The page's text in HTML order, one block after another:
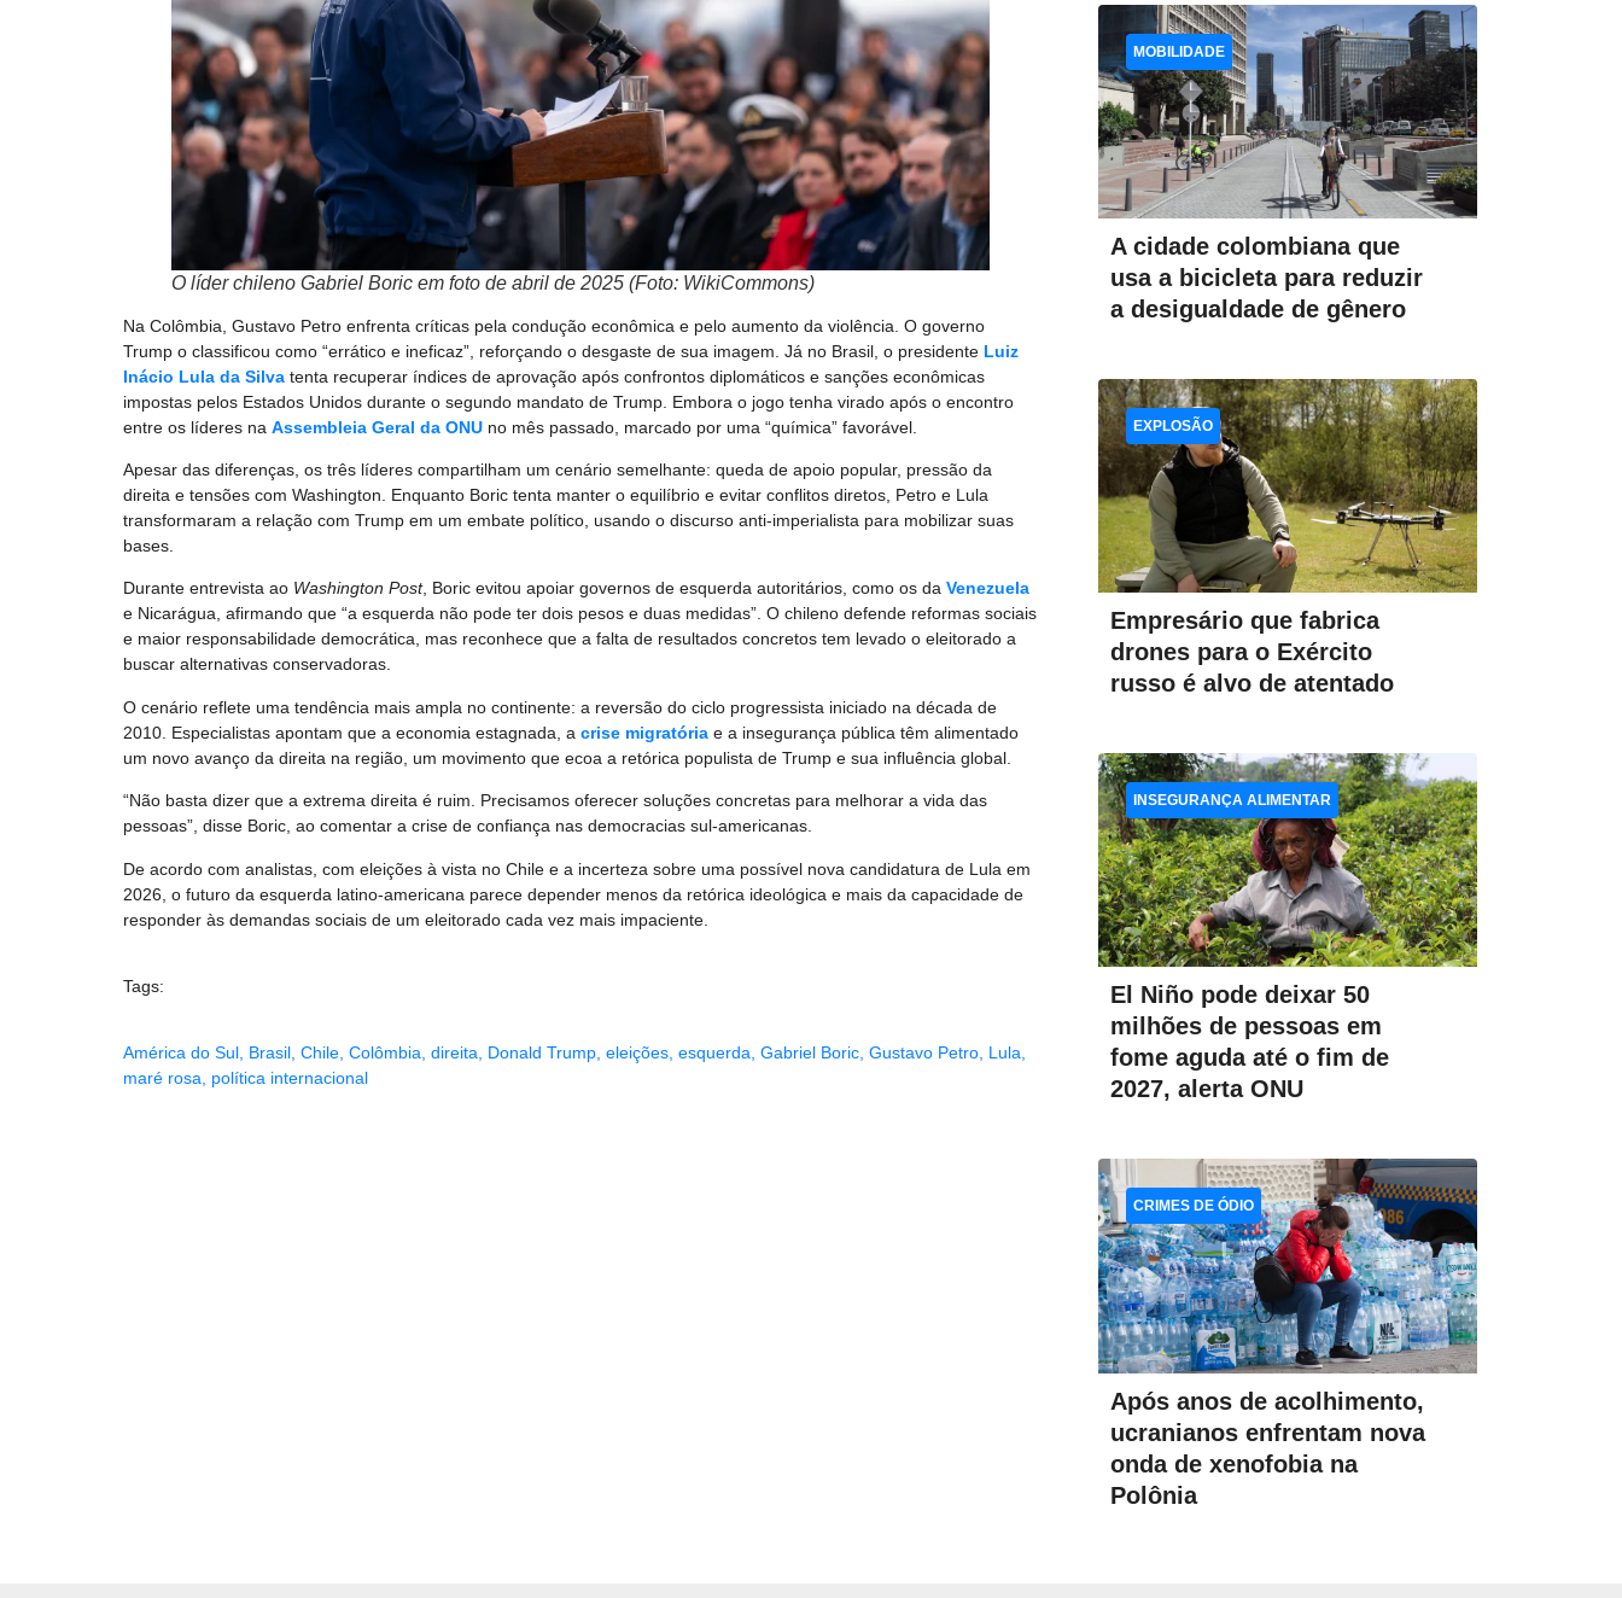
O líder chileno Gabriel Boric em foto de abril de 2025 (Foto: WikiCommons)
Na Colômbia, Gustavo Petro enfrenta críticas pela condução econômica e pelo aumento da violência. O governo
Trump o classificou como “errático e ineficaz”, reforçando o desgaste de sua imagem. Já no Brasil, o presidente Luiz
Inácio Lula da Silva tenta recuperar índices de aprovação após confrontos diplomáticos e sanções econômicas
impostas pelos Estados Unidos durante o segundo mandato de Trump. Embora o jogo tenha virado após o encontro
entre os líderes na Assembleia Geral da ONU no mês passado, marcado por uma “química” favorável.
Apesar das diferenças, os três líderes compartilham um cenário semelhante: queda de apoio popular, pressão da
direita e tensões com Washington. Enquanto Boric tenta manter o equilíbrio e evitar conflitos diretos, Petro e Lula
transformaram a relação com Trump em um embate político, usando o discurso anti-imperialista para mobilizar suas
bases.
Durante entrevista ao Washington Post, Boric evitou apoiar governos de esquerda autoritários, como os da Venezuela
e Nicarágua, afirmando que “a esquerda não pode ter dois pesos e duas medidas”. O chileno defende reformas sociais
e maior responsabilidade democrática, mas reconhece que a falta de resultados concretos tem levado o eleitorado a
buscar alternativas conservadoras.
O cenário reflete uma tendência mais ampla no continente: a reversão do ciclo progressista iniciado na década de
2010. Especialistas apontam que a economia estagnada, a crise migratória e a insegurança pública têm alimentado
um novo avanço da direita na região, um movimento que ecoa a retórica populista de Trump e sua influência global.
“Não basta dizer que a extrema direita é ruim. Precisamos oferecer soluções concretas para melhorar a vida das
pessoas”, disse Boric, ao comentar a crise de confiança nas democracias sul-americanas.
De acordo com analistas, com eleições à vista no Chile e a incerteza sobre uma possível nova candidatura de Lula em
2026, o futuro da esquerda latino-americana parece depender menos da retórica ideológica e mais da capacidade de
responder às demandas sociais de um eleitorado cada vez mais impaciente.
Tags:
América do Sul, Brasil, Chile, Colômbia, direita, Donald Trump, eleições, esquerda, Gabriel Boric, Gustavo Petro, Lula,
maré rosa, política internacional
A cidade colombiana que
usa a bicicleta para reduzir
a desigualdade de gênero
MOBILIDADE
Empresário que fabrica
drones para o Exército
russo é alvo de atentado
EXPLOSÃO
El Niño pode deixar 50
milhões de pessoas em
fome aguda até o fim de
2027, alerta ONU
INSEGURANÇA ALIMENTAR
Após anos de acolhimento,
ucranianos enfrentam nova
onda de xenofobia na
Polônia
CRIMES DE ÓDIO